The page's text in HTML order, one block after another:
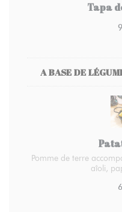
Tapa
A BASE DE
Pomme de terre
aîoli,